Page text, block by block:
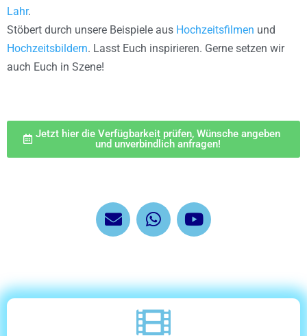
Lahr.
Stöbert durch unsere Beispiele aus Hochzeitsfilmen und
Hochzeitsbildern. Lasst Euch inspirieren. Gerne setzen wir
auch Euch in Szene!
Jetzt hier die Verfügbarkeit prüfen, Wünsche angeben
und unverbindlich anfragen!